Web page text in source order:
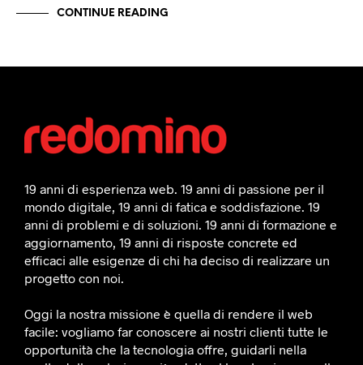
CONTINUE READING
19 anni di esperienza web. 19 anni di passione per il
mondo digitale, 19 anni di fatica e soddisfazione. 19
anni di problemi e di soluzioni. 19 anni di formazione e
aggiornamento, 19 anni di risposte concrete ed
efficaci alle esigenze di chi ha deciso di realizzare un
progetto con noi.
Oggi la nostra missione è quella di rendere il web
facile: vogliamo far conoscere ai nostri clienti tutte le
opportunità che la tecnologia offre, guidarli nella